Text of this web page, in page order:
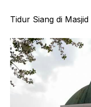
Tidur Siang di